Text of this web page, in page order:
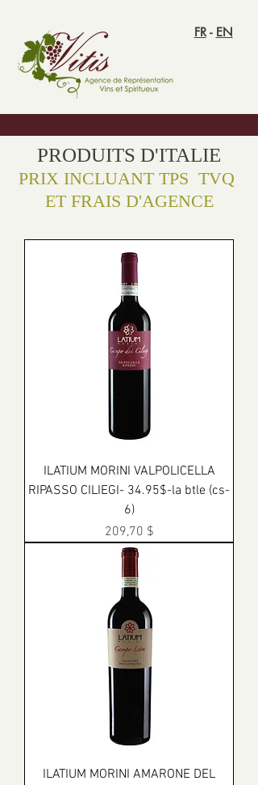
FR- EN
PRODUITS D'ITALIE
PRIX INCLUANT TPS TVQ
ET FRAIS D'AGENCE
ILATIUM MORINI VALPOLICELLA
RIPASSO CILIEGI- 34.95$-la btle (cs-
6)
Prix
209,70 $
ILATIUM MORINI AMARONE DEL